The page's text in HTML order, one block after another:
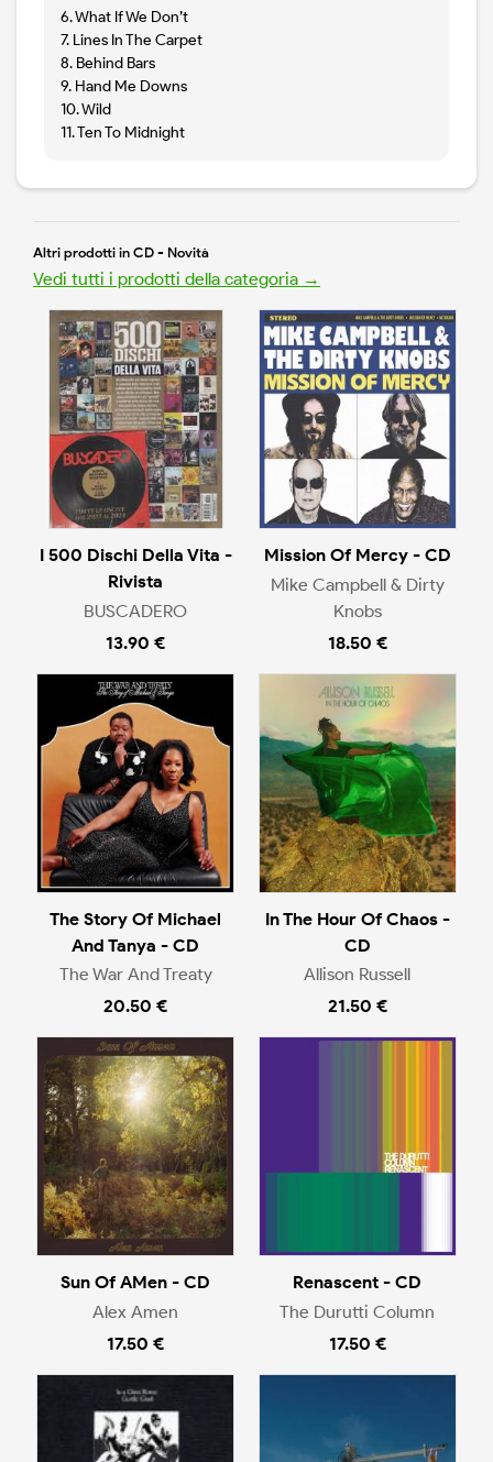
6. What If We Don’t
7. Lines In The Carpet
8. Behind Bars
9. Hand Me Downs
10. Wild
11. Ten To Midnight
Altri prodotti in CD - Novità
Vedi tutti i prodotti della categoria →
I 500 Dischi Della Vita -
Rivista
BUSCADERO
13.90 €
Mission Of Mercy - CD
Mike Campbell & Dirty
Knobs
18.50 €
The Story Of Michael
And Tanya - CD
The War And Treaty
20.50 €
In The Hour Of Chaos -
CD
Allison Russell
21.50 €
Sun Of AMen - CD
Alex Amen
17.50 €
Renascent - CD
The Durutti Column
17.50 €